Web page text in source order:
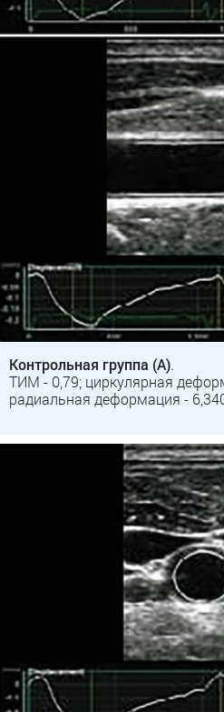
Контрольная группа (A).
ТИМ - 0,79; циркулярная
радиальная деформация -